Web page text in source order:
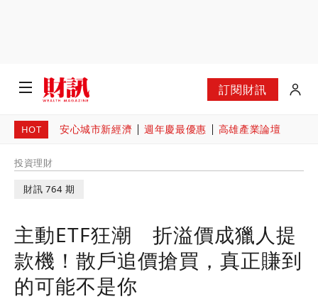
訂閱財訊
HOT 安心城市新經濟 週年慶最優惠 高雄產業論壇
投資理財
財訊 764 期
主動ETF狂潮 折溢價成獵人提
款機！散戶追價搶買，真正賺到
的可能不是你